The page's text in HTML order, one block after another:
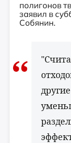
полигонов
заявил в
Собянин.